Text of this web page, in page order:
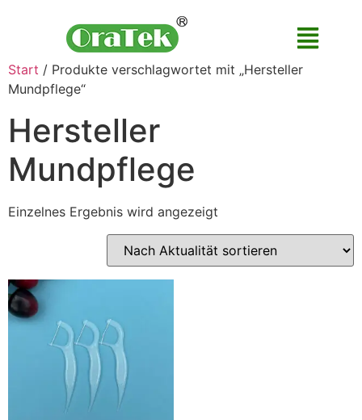
Start / Produkte verschlagwortet mit „Hersteller
Mundpflege“
Hersteller
Mundpflege
Einzelnes Ergebnis wird angezeigt